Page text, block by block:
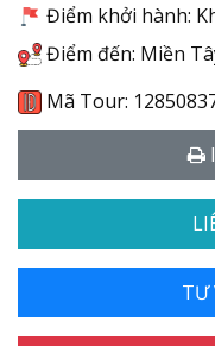
Điểm khởi hành:
Điểm đến: Miền
Mã Tour:
TƯ